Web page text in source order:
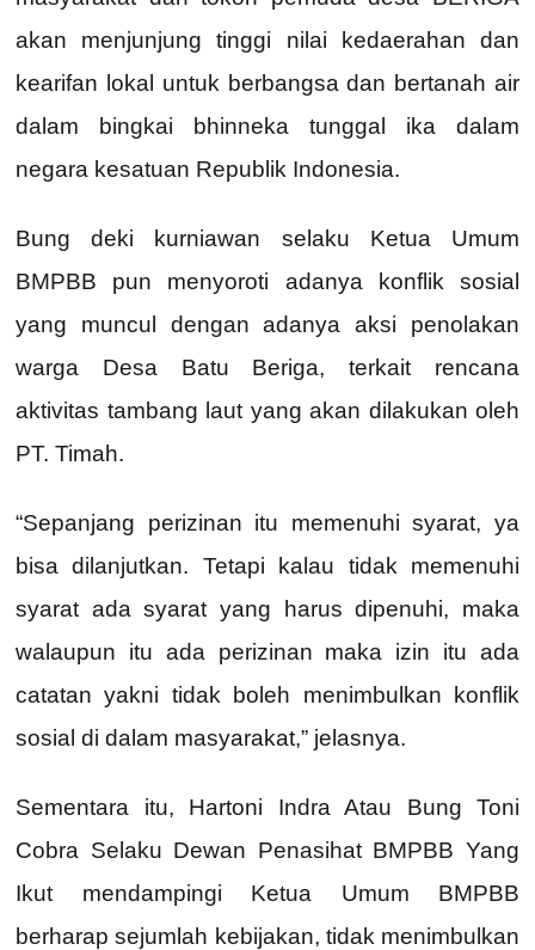
akan menjunjung tinggi nilai kedaerahan dan
kearifan lokal untuk berbangsa dan bertanah air
dalam bingkai bhinneka tunggal ika dalam
negara kesatuan Republik Indonesia.
Bung deki kurniawan selaku Ketua Umum
BMPBB pun menyoroti adanya konflik sosial
yang muncul dengan adanya aksi penolakan
warga Desa Batu Beriga, terkait rencana
aktivitas tambang laut yang akan dilakukan oleh
PT. Timah.
“Sepanjang perizinan itu memenuhi syarat, ya
bisa dilanjutkan. Tetapi kalau tidak memenuhi
syarat ada syarat yang harus dipenuhi, maka
walaupun itu ada perizinan maka izin itu ada
catatan yakni tidak boleh menimbulkan konflik
sosial di dalam masyarakat,” jelasnya.
Sementara itu, Hartoni Indra Atau Bung Toni
Cobra Selaku Dewan Penasihat BMPBB Yang
Ikut mendampingi Ketua Umum BMPBB
berharap sejumlah kebijakan, tidak menimbulkan